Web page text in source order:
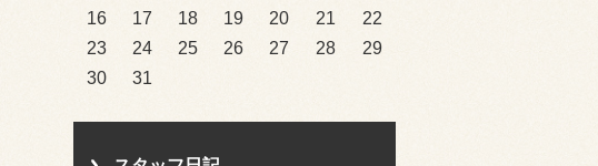
16
17 18 19 20 21
22
23
24 25 26 27 28
29
30
31